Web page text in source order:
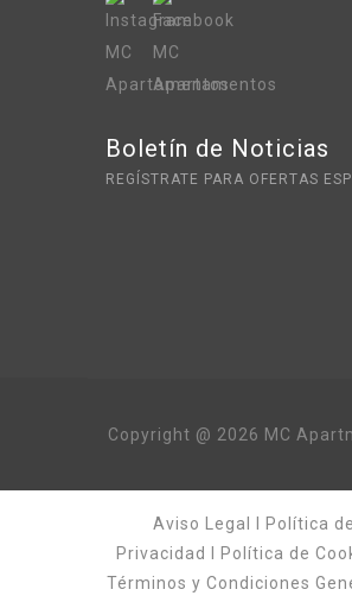
Boletín de Noticias
REGÍSTRATE PARA OFERTAS
Copyright @ 2026 MC
Aviso Legal
Política de
Privacidad
Política de
Términos y Condiciones